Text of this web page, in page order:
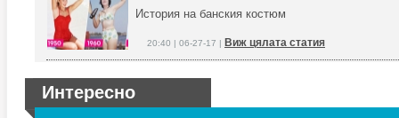
История на банския костюм
20:40 | 06-27-17 | Виж цялата статия
Интересно